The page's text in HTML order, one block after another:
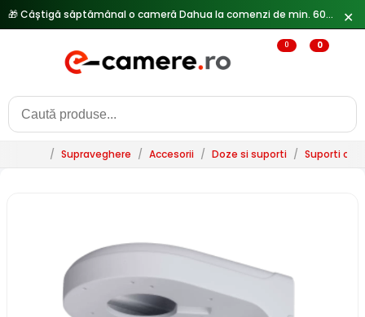
✕
0 0
/ Supraveghere / Accesorii / Doze si suporti / Suporti